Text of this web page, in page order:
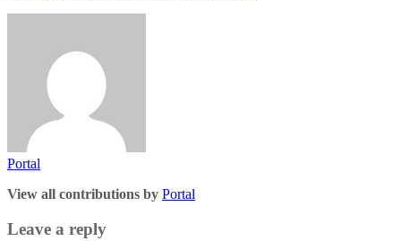
Portal
View all contributions by Portal
Leave a reply